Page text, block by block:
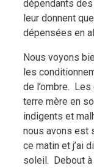
dépendants
leur donnent
dépensées en
Nous voyons
les
de l’ombre. Les
terre mère en
indigents et
nous avons est
ce matin et j’ai
soleil. Debout